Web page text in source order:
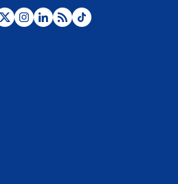
Ministro de Defensa no descarta el